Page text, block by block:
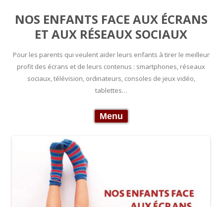
NOS ENFANTS FACE AUX ÉCRANS
ET AUX RÉSEAUX SOCIAUX
Pour les parents qui veulent aider leurs enfants à tirer le meilleur
profit des écrans et de leurs contenus : smartphones, réseaux
sociaux, télévision, ordinateurs, consoles de jeux vidéo,
tablettes…
Menu